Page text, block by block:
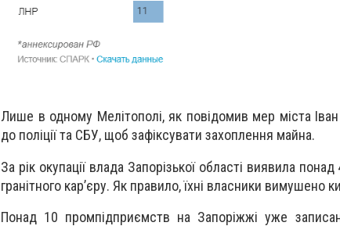
Лише в одному Мелітополі, як повідомив мер міста
до поліції та СБУ, щоб зафіксувати захоплення майна.
За рік окупації влада Запорізької області виявила
гранітного карʼєру. Як правило, їхні власники вимушено
Понад 10 промпідприємств на Запоріжжі уже